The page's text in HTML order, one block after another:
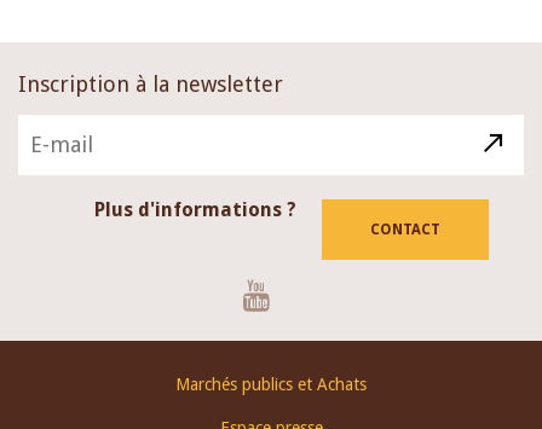
Inscription à la newsletter
Plus d'informations ?
CONTACT
Marchés publics et Achats